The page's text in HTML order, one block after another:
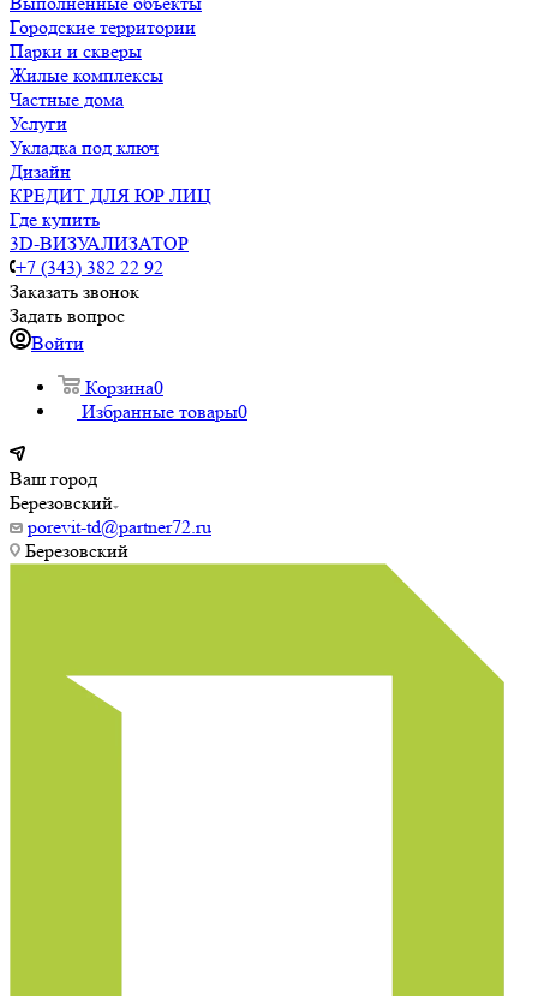
Городские территории
Парки и скверы
Жилые комплексы
Частные дома
Услуги
Укладка под ключ
Дизайн
КРЕДИТ ДЛЯ ЮР ЛИЦ
Где купить
3D-ВИЗУАЛИЗАТОР
+7 (343) 382 22 92
Заказать звонок
Задать вопрос
Войти
Корзина0
Избранные товары0
Ваш город
Березовский
porevit-td@partner72.ru
Березовский